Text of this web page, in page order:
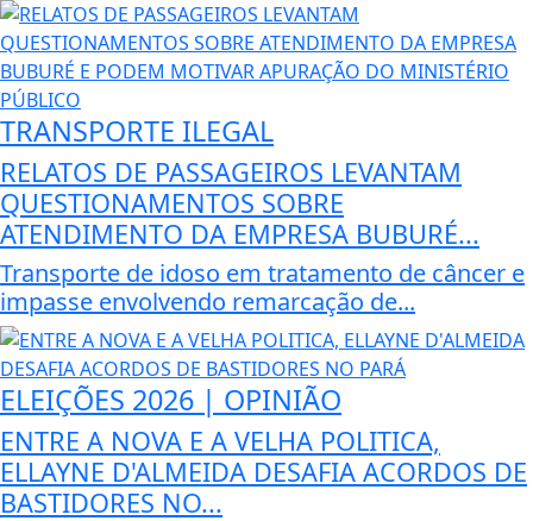
TRANSPORTE ILEGAL
RELATOS DE PASSAGEIROS LEVANTAM
QUESTIONAMENTOS SOBRE
ATENDIMENTO DA EMPRESA BUBURÉ...
Transporte de idoso em tratamento de câncer e
impasse envolvendo remarcação de...
ELEIÇÕES 2026 | OPINIÃO
ENTRE A NOVA E A VELHA POLITICA,
ELLAYNE D'ALMEIDA DESAFIA ACORDOS DE
BASTIDORES NO...